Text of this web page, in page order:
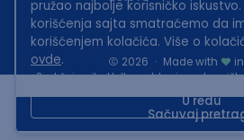
Sačuvaj
2026 · Made with
Sadržaj sajta Helloworld.rs je u
This site is protected by reCAPTCHA and
Terms of Service
pružao najbolje korisničko
korišćenja sajta smatraćemo da
korišćenjem kolačića. Više o
ovde.
U redu